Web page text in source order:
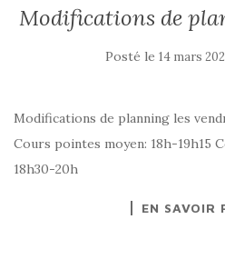
Modifications de
Posté le 14 mars
Modifications de planning les
Cours pointes moyen: 18h-19h15
18h30-20h
EN SAVOIR